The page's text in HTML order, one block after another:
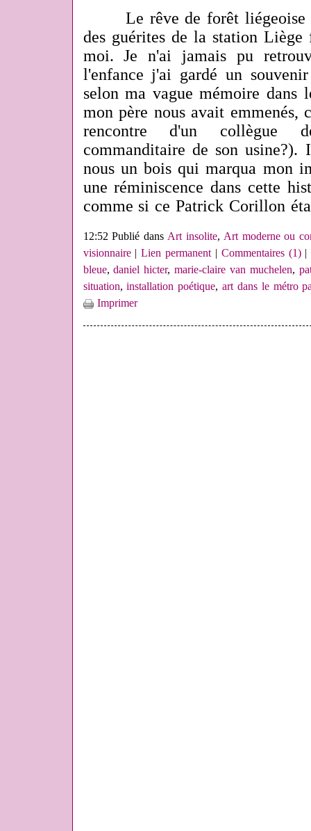
Le rêve de forêt liégeoise
des guérites de la station Liège
moi. Je n'ai jamais pu
l'enfance j'ai gardé un
selon ma vague mémoire dans
mon père nous avait emmenés,
rencontre d'un
commanditaire de son
nous un bois qui marqua mon
une réminiscence dans cette
comme si ce Patrick Corillon
12:52 Publié dansArt insolite, Art moderne ou
visionnaire|Lien permanent| Commentaires (1)|
bleue,daniel hicter,marie-claire van muchelen,
situation,installation poétique,art dans le métro
Imprimer